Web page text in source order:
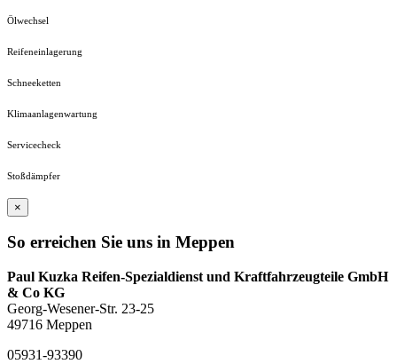
Ölwechsel
Reifeneinlagerung
Schneeketten
Klimaanlagenwartung
Servicecheck
Stoßdämpfer
×
So erreichen Sie uns in Meppen
Paul Kuzka Reifen-Spezialdienst und Kraftfahrzeugteile GmbH
& Co KG
Georg-Wesener-Str. 23-25
49716 Meppen
05931-93390